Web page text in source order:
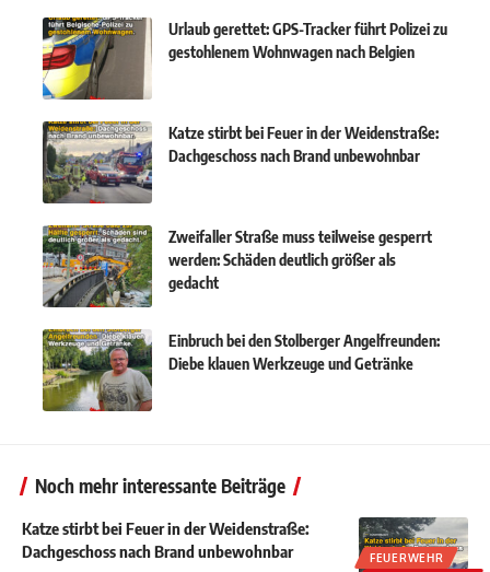
Urlaub gerettet: GPS-Tracker führt Polizei zu
gestohlenem Wohnwagen nach Belgien
Katze stirbt bei Feuer in der Weidenstraße:
Dachgeschoss nach Brand unbewohnbar
Zweifaller Straße muss teilweise gesperrt
werden: Schäden deutlich größer als
gedacht
Einbruch bei den Stolberger Angelfreunden:
Diebe klauen Werkzeuge und Getränke
Noch mehr interessante Beiträge
FEUERWEHR
Katze stirbt bei Feuer in der Weidenstraße:
Dachgeschoss nach Brand unbewohnbar